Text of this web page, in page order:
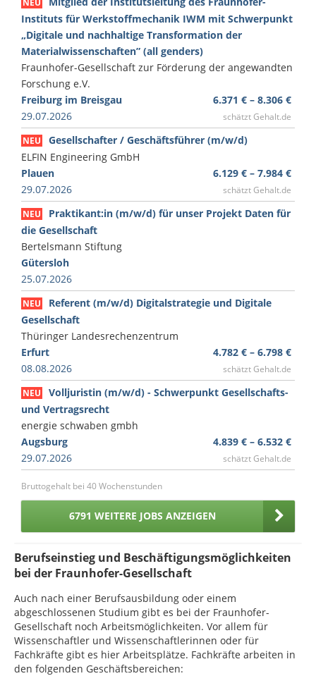
Instituts für Werkstoffmechanik IWM mit Schwerpunkt
„Digitale und nachhaltige Transformation der
Materialwissenschaften” (all genders)
Fraunhofer-Gesellschaft zur Förderung der angewandten
Forschung e.V.
Freiburg im Breisgau
29.07.2026
6.371 € – 8.306 €
schätzt Gehalt.de
NEU
Gesellschafter / Geschäftsführer (m/w/d)
ELFIN Engineering GmbH
Plauen
29.07.2026
6.129 € – 7.984 €
schätzt Gehalt.de
NEU
Praktikant:in (m/w/d) für unser Projekt Daten für
die Gesellschaft
Bertelsmann Stiftung
Gütersloh
25.07.2026
NEU
Referent (m/w/d) Digitalstrategie und Digitale
Gesellschaft
Thüringer Landesrechenzentrum
Erfurt
08.08.2026
4.782 € – 6.798 €
schätzt Gehalt.de
NEU
Volljuristin (m/w/d) - Schwerpunkt Gesellschafts-
und Vertragsrecht
energie schwaben gmbh
Augsburg
29.07.2026
4.839 € – 6.532 €
schätzt Gehalt.de
Bruttogehalt bei 40 Wochenstunden
6791 WEITERE JOBS ANZEIGEN
Berufseinstieg und Beschäftigungsmöglichkeiten
bei der Fraunhofer-Gesellschaft
Auch nach einer Berufsausbildung oder einem
abgeschlossenen Studium gibt es bei der Fraunhofer-
Gesellschaft noch Arbeitsmöglichkeiten. Vor allem für
Wissenschaftler und Wissenschaftlerinnen oder für
Fachkräfte gibt es hier Arbeitsplätze. Fachkräfte arbeiten in
den folgenden Geschäftsbereichen: